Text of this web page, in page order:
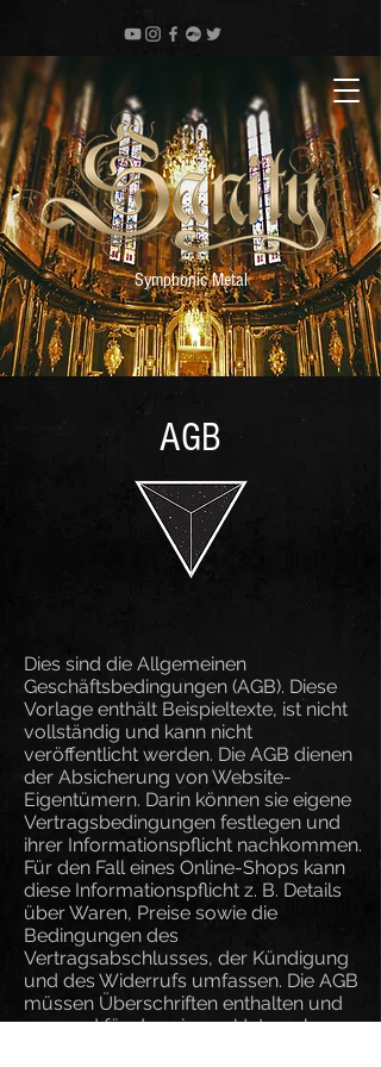
Symphonic Metal
AGB
Dies sind die Allgemeinen
Geschäftsbedingungen (AGB). Diese
Vorlage enthält Beispieltexte, ist nicht
vollständig und kann nicht
veröffentlicht werden. Die AGB dienen
der Absicherung von Website-
Eigentümern. Darin können sie eigene
Vertragsbedingungen festlegen und
ihrer Informationspflicht nachkommen.
Für den Fall eines Online-Shops kann
diese Informationspflicht z. B. Details
über Waren, Preise sowie die
Bedingungen des
Vertragsabschlusses, der Kündigung
und des Widerrufs umfassen. Die AGB
müssen Überschriften enthalten und
passend für das eigene Unternehmen